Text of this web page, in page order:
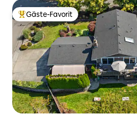
Beliebter Gäste-Favorit.
Gäste-Favorit